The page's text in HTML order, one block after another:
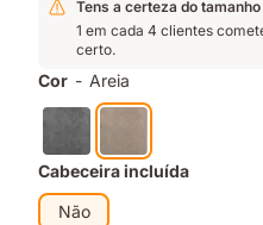
Tens a certeza do
1 em cada 4 clientes
certo.
Cor - Areia
Cabeceira incluída
Não